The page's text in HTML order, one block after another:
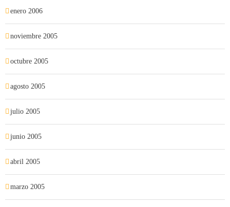
enero 2006
noviembre 2005
octubre 2005
agosto 2005
julio 2005
junio 2005
abril 2005
marzo 2005